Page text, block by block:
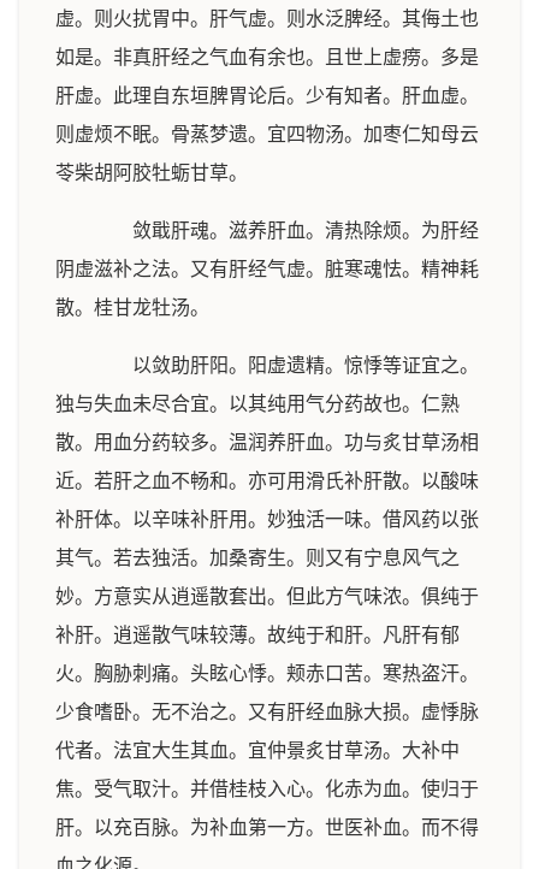
虚。则火扰胃中。肝气虚。则水泛脾经。其侮土也
如是。非真肝经之气血有余也。且世上虚痨。多是
肝虚。此理自东垣脾胃论后。少有知者。肝血虚。
则虚烦不眠。骨蒸梦遗。宜四物汤。加枣仁知母云
苓柴胡阿胶牡蛎甘草。
敛戢肝魂。滋养肝血。清热除烦。为肝经
阴虚滋补之法。又有肝经气虚。脏寒魂怯。精神耗
散。桂甘龙牡汤。
以敛助肝阳。阳虚遗精。惊悸等证宜之。
独与失血未尽合宜。以其纯用气分药故也。仁熟
散。用血分药较多。温润养肝血。功与炙甘草汤相
近。若肝之血不畅和。亦可用滑氏补肝散。以酸味
补肝体。以辛味补肝用。妙独活一味。借风药以张
其气。若去独活。加桑寄生。则又有宁息风气之
妙。方意实从逍遥散套出。但此方气味浓。俱纯于
补肝。逍遥散气味较薄。故纯于和肝。凡肝有郁
火。胸胁刺痛。头眩心悸。颊赤口苦。寒热盗汗。
少食嗜卧。无不治之。又有肝经血脉大损。虚悸脉
代者。法宜大生其血。宜仲景炙甘草汤。大补中
焦。受气取汁。并借桂枝入心。化赤为血。使归于
肝。以充百脉。为补血第一方。世医补血。而不得